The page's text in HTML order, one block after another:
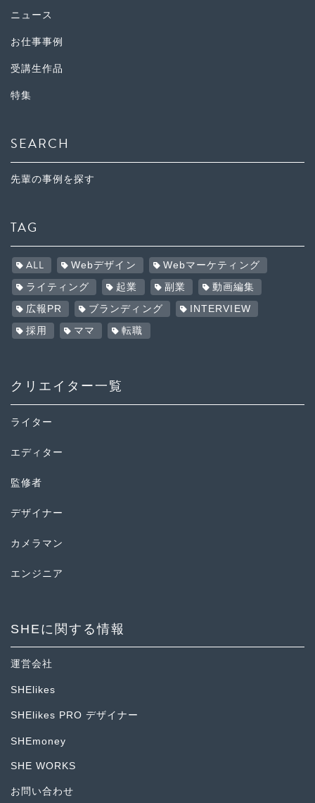
ニュース
お仕事事例
受講生作品
特集
SEARCH
先輩の事例を探す
TAG
ALL Webデザイン Webマーケティング
ライティング 起業 副業 動画編集
広報PR ブランディング INTERVIEW
採用 ママ 転職
クリエイター一覧
ライター
エディター
監修者
デザイナー
カメラマン
エンジニア
SHEに関する情報
運営会社
SHElikes
SHElikes PRO デザイナー
SHEmoney
SHE WORKS
お問い合わせ